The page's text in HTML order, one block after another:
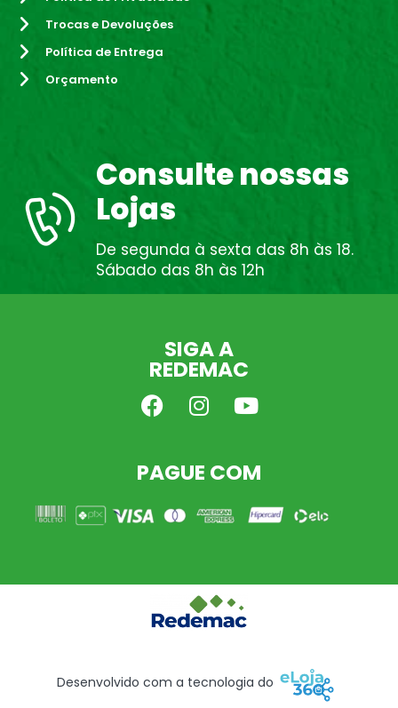
Trocas e Devoluções
Política de Entrega
Orçamento
Consulte nossas
Lojas
De segunda à sexta das 8h às 18.
Sábado das 8h às 12h
SIGA A
REDEMAC
PAGUE COM
Desenvolvido com a tecnologia do